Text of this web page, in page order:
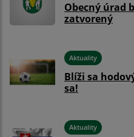
Obecný úrad
zatvorený
Aktuality
Blíži sa
sa!
Aktuality